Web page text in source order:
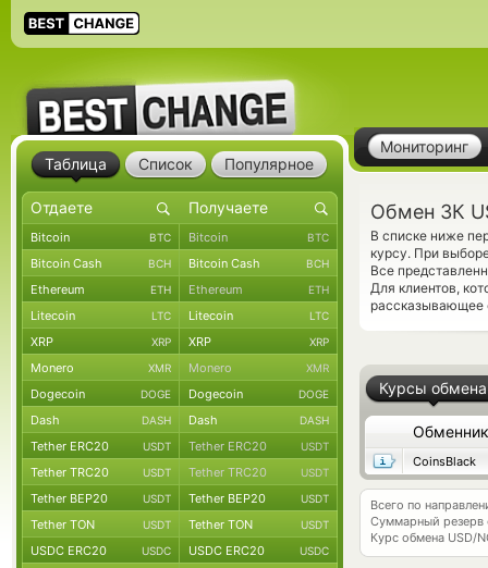
Мониторинг
Обмен ЗК
В списке ниже
курсу. При
Все
Для клиентов,
рассказывающее
Курсы обмена
Обменник
CoinsBlack
Всего по
Суммарный резерв
Курс обмена USD/
Таблица Список Популярное
Bitcoin BTC Bitcoin BTC
Bitcoin Cash BCH Bitcoin Cash BCH
Ethereum ETH Ethereum ETH
Litecoin LTC Litecoin LTC
XRP XRP XRP XRP
Monero XMR Monero XMR
Dogecoin DOGE Dogecoin DOGE
Dash DASH Dash DASH
Tether ERC20 USDT Tether ERC20 USDT
Tether TRC20 USDT Tether TRC20 USDT
Tether BEP20 USDT Tether BEP20 USDT
Tether TON USDT Tether TON USDT
USDC ERC20 USDC USDC ERC20 USDC